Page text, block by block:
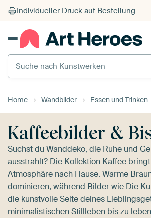
Suche nach Kunstwerken
Home Wandbilder Essen und Trinken
Kaffeebilder &
Suchst du Wanddeko, die Ruhe und
ausstrahlt? Die Kollektion Kaffee
Atmosphäre nach Hause. Warme
dominieren, während Bilder wie Die
die kunstvolle Seite deines
minimalistischen Stillleben bis zu